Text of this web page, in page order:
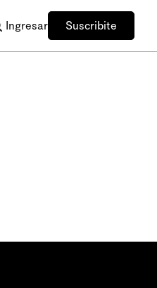
Ingresar Suscribite